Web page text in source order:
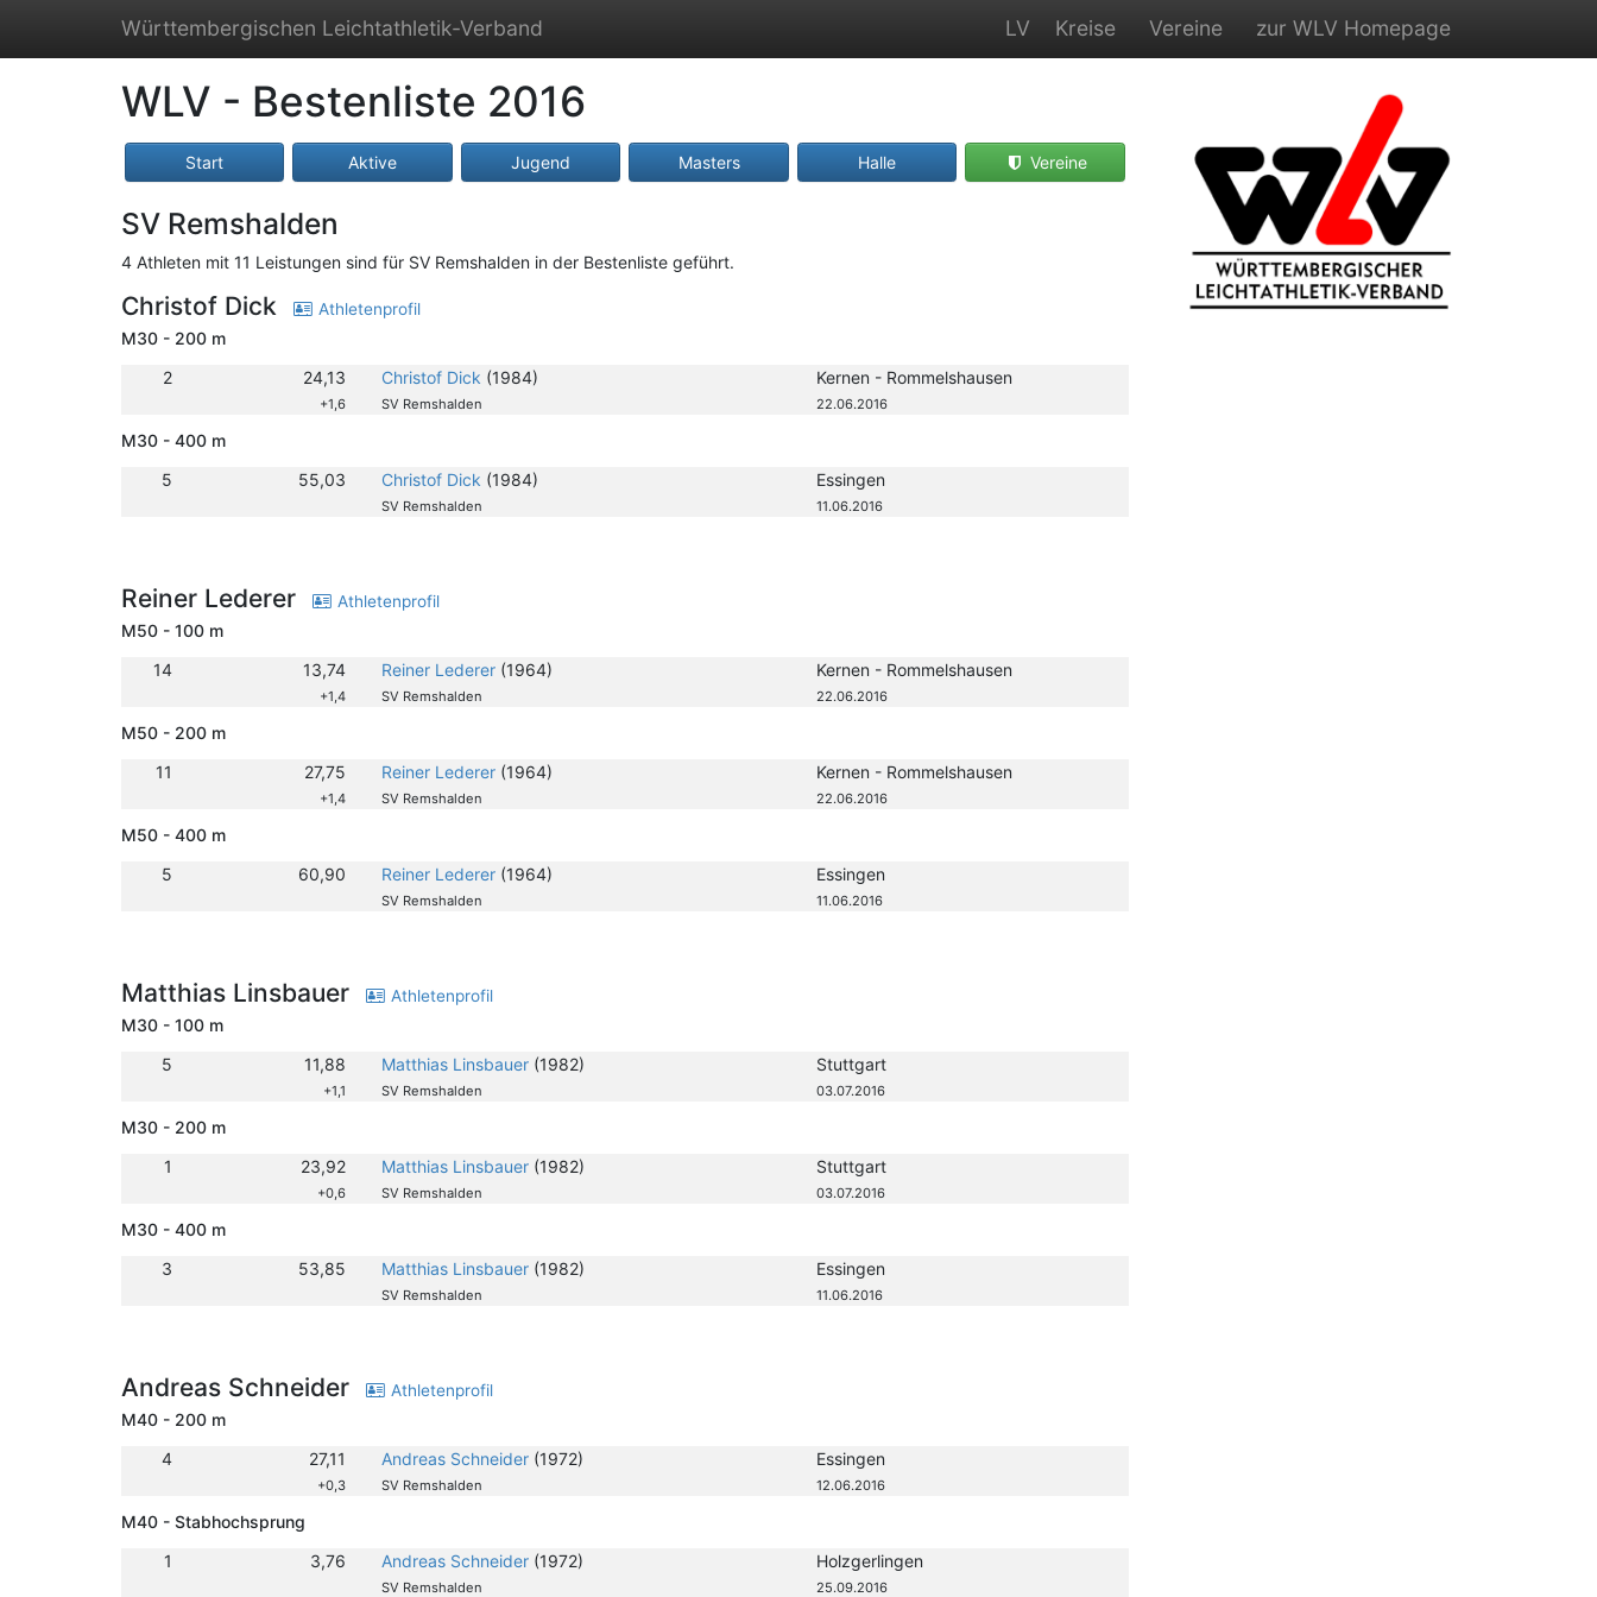
Württembergischen Leichtathletik-Verband LV Kreise Vereine zur WLV Homepage
WLV - Bestenliste 2016
Start Aktive Jugend Masters Halle Vereine
SV Remshalden
4 Athleten mit 11 Leistungen sind für SV Remshalden in der Bestenliste geführt.
Christof Dick Athletenprofil
M30 - 200 m
2
24,13
+1,6
Christof Dick (1984)
SV Remshalden
Kernen - Rommelshausen
22.06.2016
M30 - 400 m
5
55,03 Christof Dick (1984)
SV Remshalden
Essingen
11.06.2016
Reiner Lederer Athletenprofil
M50 - 100 m
14
13,74
+1,4
Reiner Lederer (1964)
SV Remshalden
Kernen - Rommelshausen
22.06.2016
M50 - 200 m
11
27,75
+1,4
Reiner Lederer (1964)
SV Remshalden
Kernen - Rommelshausen
22.06.2016
M50 - 400 m
5
60,90 Reiner Lederer (1964)
SV Remshalden
Essingen
11.06.2016
Matthias Linsbauer Athletenprofil
M30 - 100 m
5
11,88
+1,1
Matthias Linsbauer (1982)
SV Remshalden
Stuttgart
03.07.2016
M30 - 200 m
1
23,92
+0,6
Matthias Linsbauer (1982)
SV Remshalden
Stuttgart
03.07.2016
M30 - 400 m
3
53,85 Matthias Linsbauer (1982)
SV Remshalden
Essingen
11.06.2016
Andreas Schneider Athletenprofil
M40 - 200 m
4
27,11
+0,3
Andreas Schneider (1972)
SV Remshalden
Essingen
12.06.2016
M40 - Stabhochsprung
1
3,76 Andreas Schneider (1972)
SV Remshalden
Holzgerlingen
25.09.2016